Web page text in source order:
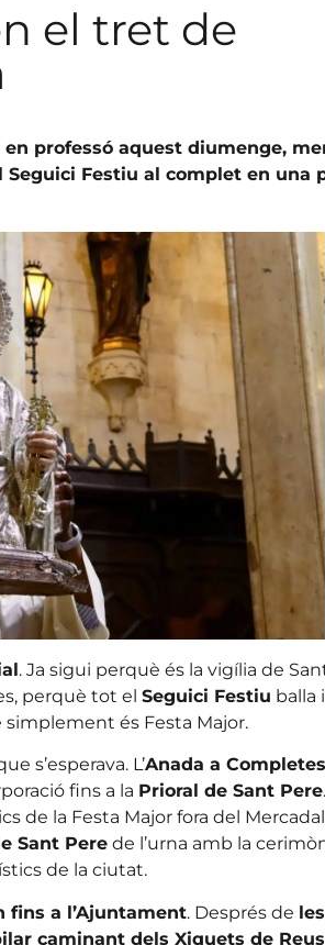
el tret de
professó aquest diumenge,
Festiu al complet en una
. Ja sigui perquè és la vigília de
perquè tot el Seguici Festiu balla i
és Festa Major.
s’esperava. L’Anada a Completes
fins a la Prioral de Sant Pere
de la Festa Major fora del
Sant Perede l’urna amb la
de la ciutat.
fins a l’Ajuntament. Després de les
caminant dels Xiquets de Reus